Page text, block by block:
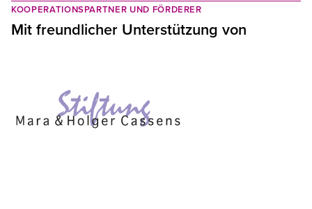
KOOPERATIONSPARTNER UND FÖRDERER
Mit freundlicher Unterstützung von